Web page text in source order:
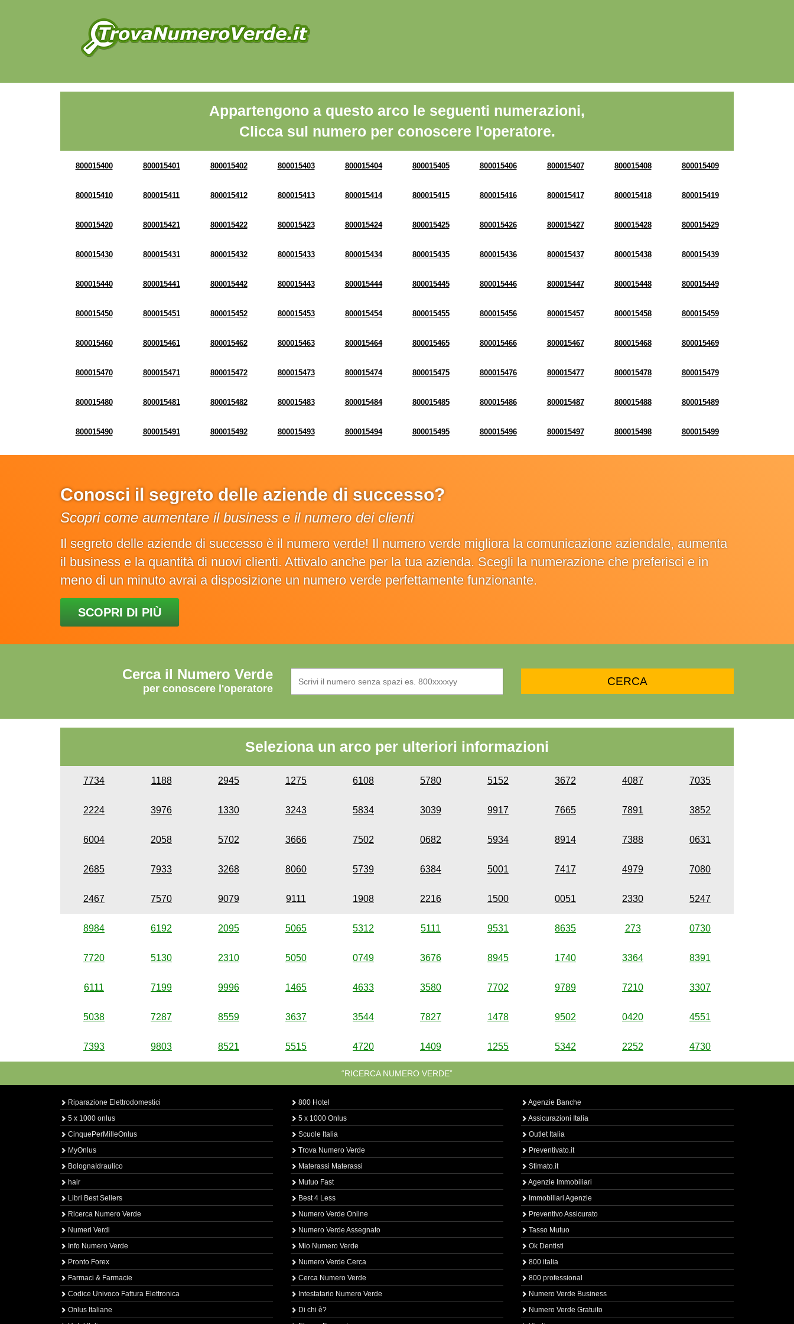
Appartengono a questo arco le seguenti numerazioni,
Clicca sul numero per conoscere l'operatore.
800015400 800015401 800015402 800015403 800015404 800015405 800015406 800015407 800015408 800015409
800015410 800015411 800015412 800015413 800015414 800015415 800015416 800015417 800015418 800015419
800015420 800015421 800015422 800015423 800015424 800015425 800015426 800015427 800015428 800015429
800015430 800015431 800015432 800015433 800015434 800015435 800015436 800015437 800015438 800015439
800015440 800015441 800015442 800015443 800015444 800015445 800015446 800015447 800015448 800015449
800015450 800015451 800015452 800015453 800015454 800015455 800015456 800015457 800015458 800015459
800015460 800015461 800015462 800015463 800015464 800015465 800015466 800015467 800015468 800015469
800015470 800015471 800015472 800015473 800015474 800015475 800015476 800015477 800015478 800015479
800015480 800015481 800015482 800015483 800015484 800015485 800015486 800015487 800015488 800015489
800015490 800015491 800015492 800015493 800015494 800015495 800015496 800015497 800015498 800015499
Conosci il segreto delle aziende di successo?
Scopri come aumentare il business e il numero dei clienti
Il segreto delle aziende di successo è il numero verde! Il numero verde migliora la comunicazione aziendale, aumenta
il business e la quantità di nuovi clienti. Attivalo anche per la tua azienda. Scegli la numerazione che preferisci e in
meno di un minuto avrai a disposizione un numero verde perfettamente funzionante.
SCOPRI DI PIÙ
Cerca il Numero Verde
per conoscere l'operatore
Seleziona un arco per ulteriori informazioni
7734 1188 2945 1275 6108 5780 5152 3672 4087 7035
2224 3976 1330 3243 5834 3039 9917 7665 7891 3852
6004 2058 5702 3666 7502 0682 5934 8914 7388 0631
2685 7933 3268 8060 5739 6384 5001 7417 4979 7080
2467 7570 9079 9111 1908 2216 1500 0051 2330 5247
8984 6192 2095 5065 5312 5111 9531 8635 273 0730
7720 5130 2310 5050 0749 3676 8945 1740 3364 8391
6111 7199 9996 1465 4633 3580 7702 9789 7210 3307
5038 7287 8559 3637 3544 7827 1478 9502 0420 4551
7393 9803 8521 5515 4720 1409 1255 5342 2252 4730
“RICERCA NUMERO VERDE”
Riparazione Elettrodomestici
5 x 1000 onlus
CinquePerMilleOnlus
MyOnlus
BolognaIdraulico
hair
Libri Best Sellers
Ricerca Numero Verde
Numeri Verdi
Info Numero Verde
Pronto Forex
Farmaci & Farmacie
Codice Univoco Fattura Elettronica
Onlus Italiane
800 Hotel
5 x 1000 Onlus
Scuole Italia
Trova Numero Verde
Materassi Materassi
Mutuo Fast
Best 4 Less
Numero Verde Online
Numero Verde Assegnato
Mio Numero Verde
Numero Verde Cerca
Cerca Numero Verde
Intestatario Numero Verde
Di chi è?
Agenzie Banche
Assicurazioni Italia
Outlet Italia
Preventivato.it
Stimato.it
Agenzie Immobiliari
Immobiliari Agenzie
Preventivo Assicurato
Tasso Mutuo
Ok Dentisti
800 italia
800 professional
Numero Verde Business
Numero Verde Gratuito